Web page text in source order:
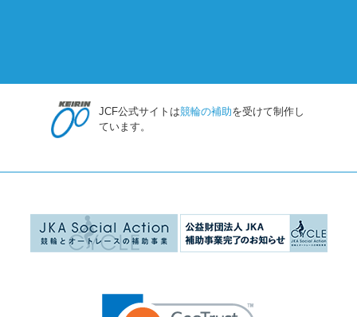
JCF公式サイトは競輪の補助を受けて制作し
ています。